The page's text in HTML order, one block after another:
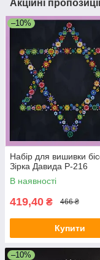
Акційні
–10%
Набір для вишивки
Зірка Давида Р-216
В наявності
419,40 ₴ 466 ₴
Купити
–10%